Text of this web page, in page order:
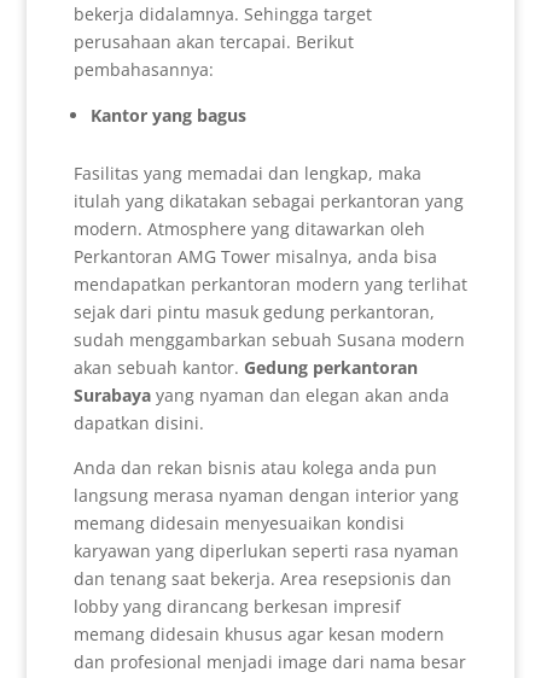
bekerja didalamnya. Sehingga target
perusahaan akan tercapai. Berikut
pembahasannya:
Kantor yang bagus
Fasilitas yang memadai dan lengkap, maka
itulah yang dikatakan sebagai perkantoran yang
modern. Atmosphere yang ditawarkan oleh
Perkantoran AMG Tower misalnya, anda bisa
mendapatkan perkantoran modern yang terlihat
sejak dari pintu masuk gedung perkantoran,
sudah menggambarkan sebuah Susana modern
akan sebuah kantor. Gedung perkantoran
Surabaya yang nyaman dan elegan akan anda
dapatkan disini.
Anda dan rekan bisnis atau kolega anda pun
langsung merasa nyaman dengan interior yang
memang didesain menyesuaikan kondisi
karyawan yang diperlukan seperti rasa nyaman
dan tenang saat bekerja. Area resepsionis dan
lobby yang dirancang berkesan impresif
memang didesain khusus agar kesan modern
dan profesional menjadi image dari nama besar